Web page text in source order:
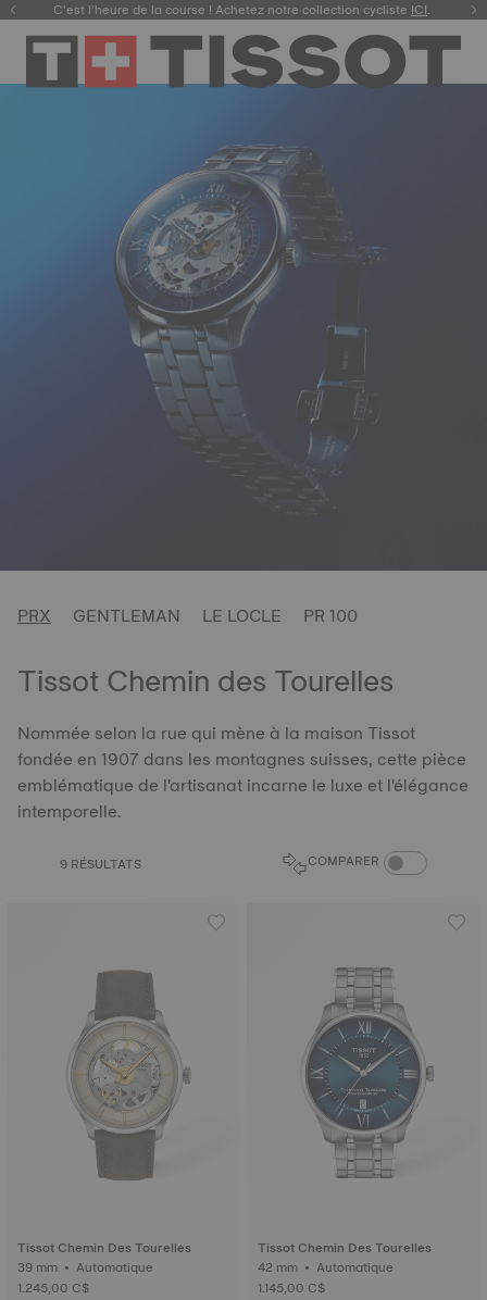
C’est l’heure de la course ! Achetez notre collection cycliste ICI.
PRX GENTLEMAN LE LOCLE PR 100
Tissot Chemin des Tourelles
Nommée selon la rue qui mène à la maison Tissot
fondée en 1907 dans les montagnes suisses, cette pièce
emblématique de l'artisanat incarne le luxe et l'élégance
intemporelle.
9 RÉSULTATS COMPARER COMPARAISON
Tissot Chemin Des Tourelles
39 mm • Automatique
1.245,00 C$
Tissot Chemin Des Tourelles
42 mm • Automatique
1.145,00 C$